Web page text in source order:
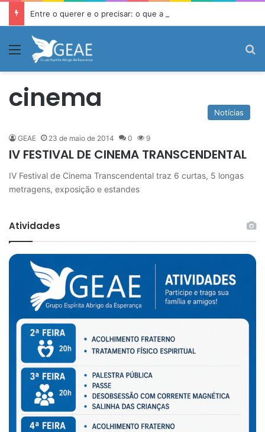
Menu
cinema Notícias
GEAE 23 de maio de 2014 0 9
IV FESTIVAL DE CINEMA TRANSCENDENTAL
IV Festival de Cinema Transcendental traz 6 curtas, 5 longas
metragens, exposição e estandes
Atividades